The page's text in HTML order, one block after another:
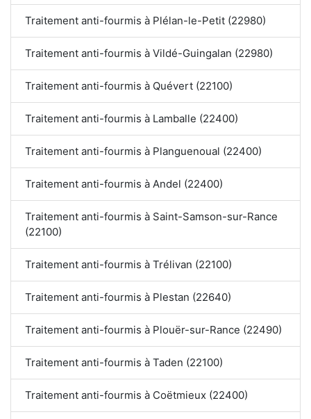
Traitement anti-fourmis à Plélan-le-Petit (22980)
Traitement anti-fourmis à Vildé-Guingalan (22980)
Traitement anti-fourmis à Quévert (22100)
Traitement anti-fourmis à Lamballe (22400)
Traitement anti-fourmis à Planguenoual (22400)
Traitement anti-fourmis à Andel (22400)
Traitement anti-fourmis à Saint-Samson-sur-Rance
(22100)
Traitement anti-fourmis à Trélivan (22100)
Traitement anti-fourmis à Plestan (22640)
Traitement anti-fourmis à Plouër-sur-Rance (22490)
Traitement anti-fourmis à Taden (22100)
Traitement anti-fourmis à Coëtmieux (22400)